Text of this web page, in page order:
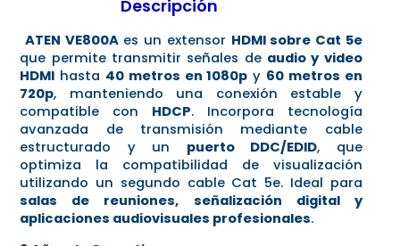
Descripción
ATEN VE800Aes un extensor HDMI sobre Cat 5e
que permite transmitir señales de audio y video
HDMI hasta 40 metros en 1080p y 60 metros en
720p, manteniendo una conexión estable y
compatible con HDCP. Incorpora tecnología
avanzada de transmisión mediante cable
estructurado y un puerto DDC/EDID, que
optimiza la compatibilidad de visualización
utilizando un segundo cable Cat 5e. Ideal para
salas de reuniones, señalización digital y
aplicaciones audiovisuales profesionales.